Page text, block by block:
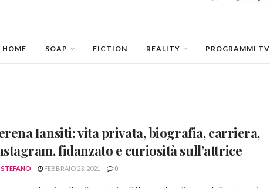
HOME SOAP FICTION REALITY PROGRAMMI TV
Iansiti: vita privata, biografia, carriera,
fidanzato e curiosità sull’attrice
STEFANO FEBBRAIO 23, 2021 0